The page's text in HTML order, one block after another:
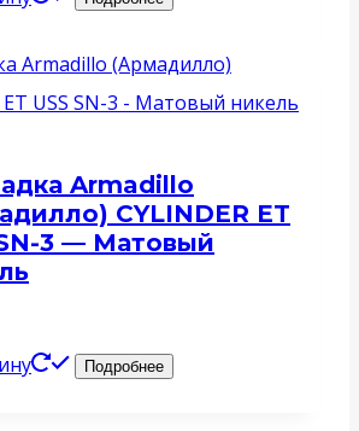
Armadillo
CYLINDER ET
3 — Матовый
Подробнее